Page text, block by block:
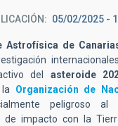
05/02/2025 -
Astrofísica de
del asteroide
Organización de
peligroso
de impacto con la